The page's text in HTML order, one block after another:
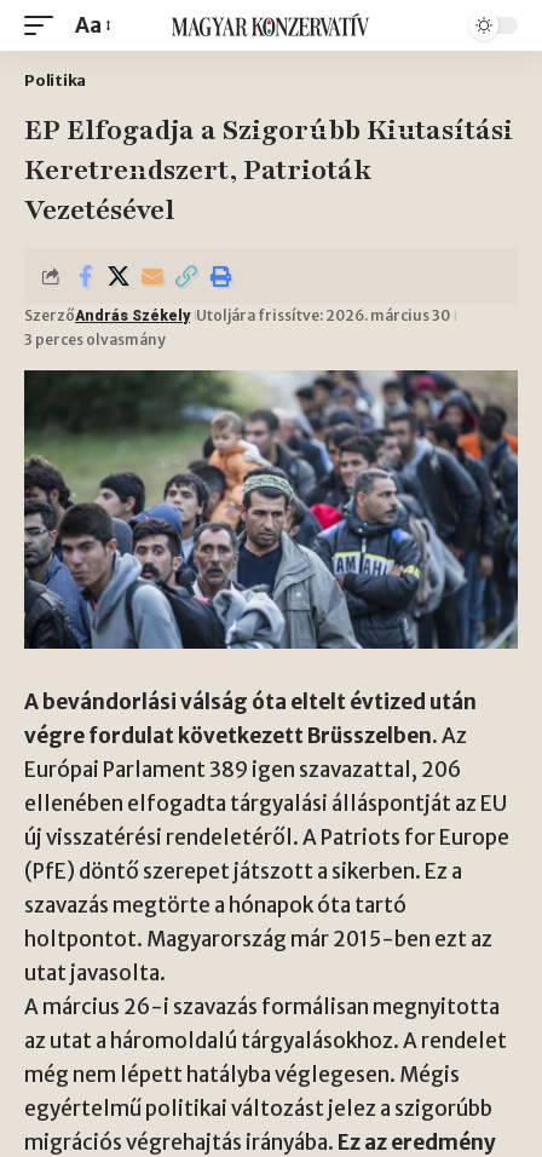
Aa
Politika
EP Elfogadja a Szigorúbb Kiutasítási
Keretrendszert, Patrioták
Vezetésével
SzerzőAndrás Székely Utoljára frissítve: 2026. március 30
3 perces olvasmány
A bevándorlási válság óta eltelt évtized után
végre fordulat következett Brüsszelben.Az
Európai Parlament 389 igen szavazattal, 206
ellenében elfogadta tárgyalási álláspontját az EU
új visszatérési rendeletéről. A Patriots for Europe
(PfE) döntő szerepet játszott a sikerben. Ez a
szavazás megtörte a hónapok óta tartó
holtpontot. Magyarország már 2015-ben ezt az
utat javasolta.
A március 26-i szavazás formálisan megnyitotta
az utat a háromoldalú tárgyalásokhoz. A rendelet
még nem lépett hatályba véglegesen. Mégis
egyértelmű politikai változást jelez a szigorúbb
migrációs végrehajtás irányába. Ez az eredmény